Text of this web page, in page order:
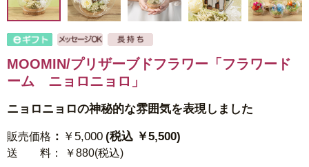
MOOMIN/プリザーブドフラワー「フラワード
ーム ニョロニョロ」
ニョロニョロの神秘的な雰囲気を表現しました
販売価格 ： ￥5,000 (税込 ￥5,500)
送 料 ： ￥880(税込)